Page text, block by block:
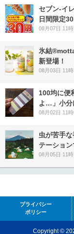
セブン‐イ
日間限定
08月07日 11
氷結
新登場！
08月03日 11
100均に便
よ…」小分
08月02日 11
虫が苦手
テーショ
08月05日 11
プライバシー
ポリシー
Copyright ©